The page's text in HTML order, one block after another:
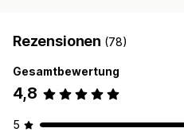
Rezensionen (78)
Gesamtbewertung
4,8
5